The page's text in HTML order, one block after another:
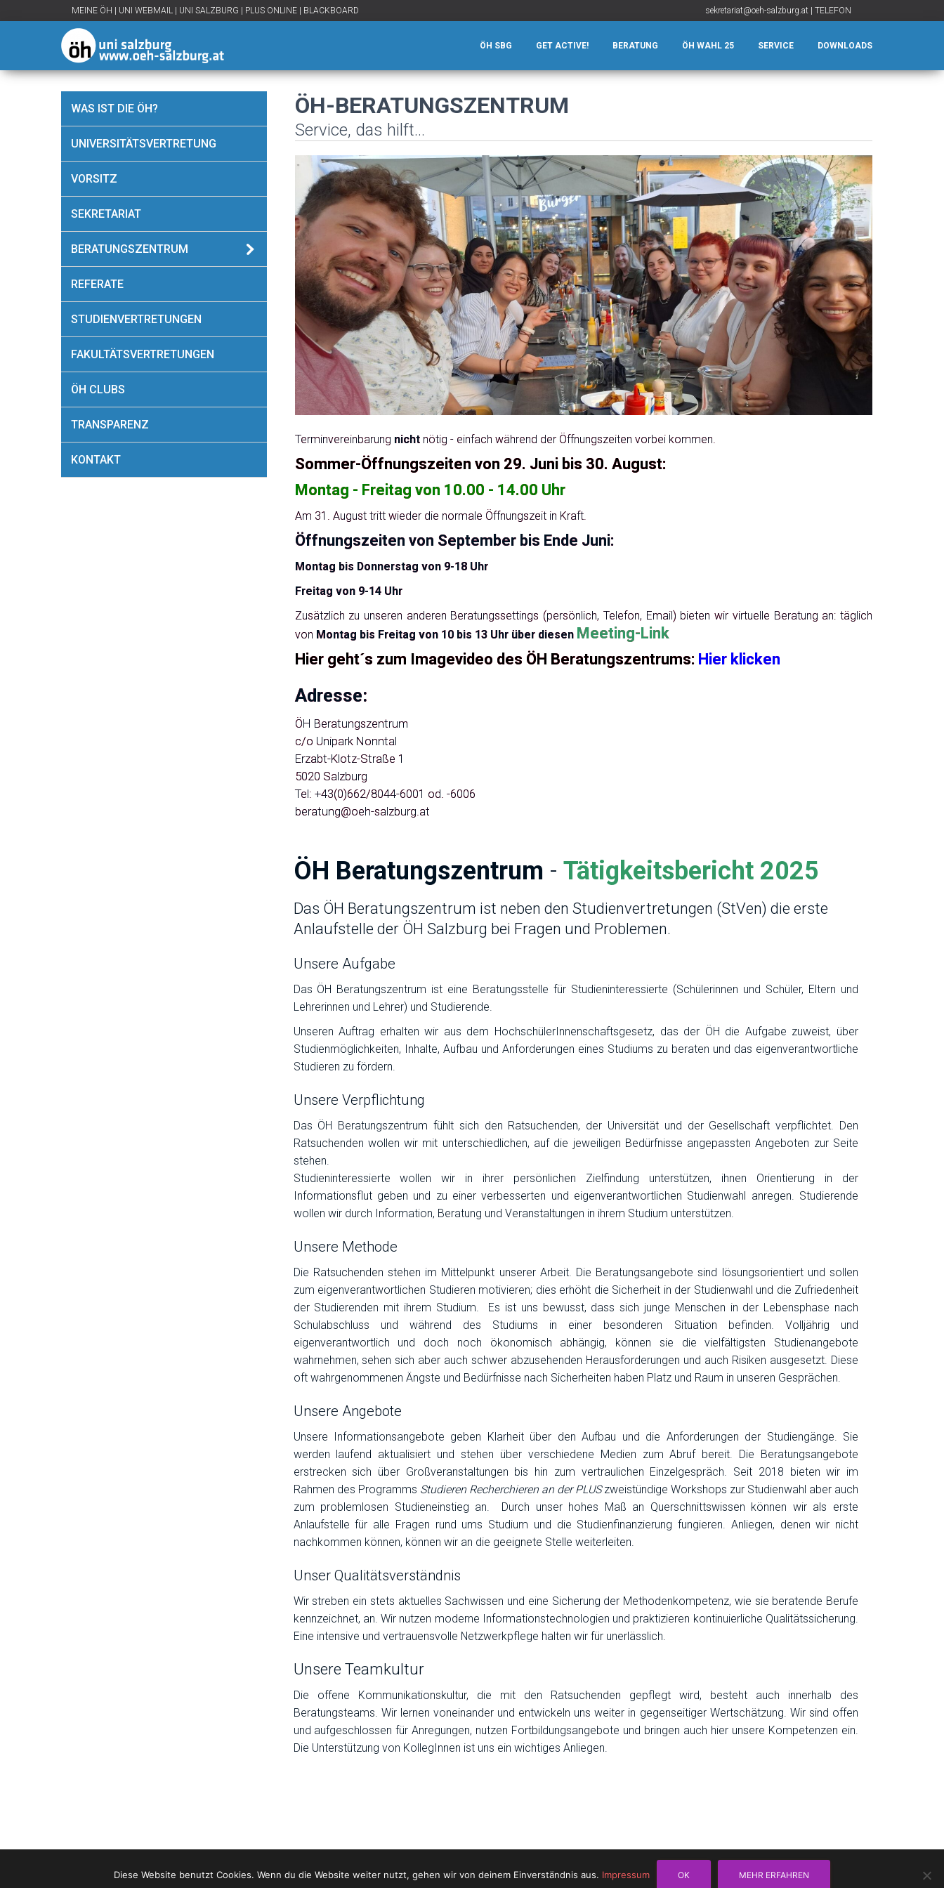
MEINE ÖH UNI WEBMAIL UNI SALZBURG PLUS ONLINE BLACKBOARD sekretariat@oeh-salzburg.at TELEFON
ÖH SBG GET ACTIVE! BERATUNG ÖH WAHL 25 SERVICE DOWNLOADS
WAS IST DIE ÖH?
UNIVERSITÄTSVERTRETUNG
VORSITZ
SEKRETARIAT
BERATUNGSZENTRUM
REFERATE
STUDIENVERTRETUNGEN
FAKULTÄTSVERTRETUNGEN
ÖH CLUBS
TRANSPARENZ
KONTAKT
ÖH-BERATUNGSZENTRUM
Service, das hilft...
Terminvereinbarung nichtnötig - einfach während der Öffnungszeiten vorbei kommen.
Sommer-Öffnungszeiten von 29. Juni bis 30. August:
Montag - Freitag von 10.00 - 14.00 Uhr
Am 31. August tritt wieder die normale Öffnungszeit in Kraft.
Öffnungszeiten von September bis Ende Juni:
Montag bis Donnerstag von 9-18 Uhr
Freitag von 9-14 Uhr
Zusätzlich zu unseren anderen Beratungssettings (persönlich, Telefon, Email) bieten wir virtuelle Beratung an: täglich
von Montag bis Freitag von 10 bis 13 Uhr über diesen Meeting-Link
Hier geht´s zum Imagevideo des ÖH Beratungszentrums: Hier klicken
Adresse:
ÖH Beratungszentrum
c/o Unipark Nonntal
Erzabt-Klotz-Straße 1
5020 Salzburg
Tel: +43(0)662/8044-6001 od. -6006
beratung@oeh-salzburg.at
ÖH Beratungszentrum - Tätigkeitsbericht 2025
Das ÖH Beratungszentrum ist neben den Studienvertretungen (StVen) die erste
Anlaufstelle der ÖH Salzburg bei Fragen und Problemen.
Unsere Aufgabe
Das ÖH Beratungszentrum ist eine Beratungsstelle für Studieninteressierte (Schülerinnen und Schüler, Eltern und
Lehrerinnen und Lehrer) und Studierende.
Unseren Auftrag erhalten wir aus dem HochschülerInnenschaftsgesetz, das der ÖH die Aufgabe zuweist, über
Studienmöglichkeiten, Inhalte, Aufbau und Anforderungen eines Studiums zu beraten und das eigenverantwortliche
Studieren zu fördern.
Unsere Verpflichtung
Das ÖH Beratungszentrum fühlt sich den Ratsuchenden, der Universität und der Gesellschaft verpflichtet. Den
Ratsuchenden wollen wir mit unterschiedlichen, auf die jeweiligen Bedürfnisse angepassten Angeboten zur Seite
stehen.
Studieninteressierte wollen wir in ihrer persönlichen Zielfindung unterstützen, ihnen Orientierung in der
Informationsflut geben und zu einer verbesserten und eigenverantwortlichen Studienwahl anregen. Studierende
wollen wir durch Information, Beratung und Veranstaltungen in ihrem Studium unterstützen.
Unsere Methode
Die Ratsuchenden stehen im Mittelpunkt unserer Arbeit. Die Beratungsangebote sind lösungsorientiert und sollen
zum eigenverantwortlichen Studieren motivieren; dies erhöht die Sicherheit in der Studienwahl und die Zufriedenheit
der Studierenden mit ihrem Studium. Es ist uns bewusst, dass sich junge Menschen in der Lebensphase nach
Schulabschluss und während des Studiums in einer besonderen Situation befinden. Volljährig und
eigenverantwortlich und doch noch ökonomisch abhängig, können sie die vielfältigsten Studienangebote
wahrnehmen, sehen sich aber auch schwer abzusehenden Herausforderungen und auch Risiken ausgesetzt. Diese
oft wahrgenommenen Ängste und Bedürfnisse nach Sicherheiten haben Platz und Raum in unseren Gesprächen.
Unsere Angebote
Unsere Informationsangebote geben Klarheit über den Aufbau und die Anforderungen der Studiengänge. Sie
werden laufend aktualisiert und stehen über verschiedene Medien zum Abruf bereit. Die Beratungsangebote
erstrecken sich über Großveranstaltungen bis hin zum vertraulichen Einzelgespräch. Seit 2018 bieten wir im
Rahmen des Programms Studieren Recherchieren an der PLUSzweistündige Workshops zur Studienwahl aber auch
zum problemlosen Studieneinstieg an. Durch unser hohes Maß an Querschnittswissen können wir als erste
Anlaufstelle für alle Fragen rund ums Studium und die Studienfinanzierung fungieren. Anliegen, denen wir nicht
nachkommen können, können wir an die geeignete Stelle weiterleiten.
Unser Qualitätsverständnis
Wir streben ein stets aktuelles Sachwissen und eine Sicherung der Methodenkompetenz, wie sie beratende Berufe
kennzeichnet, an. Wir nutzen moderne Informationstechnologien und praktizieren kontinuierliche Qualitätssicherung.
Eine intensive und vertrauensvolle Netzwerkpflege halten wir für unerlässlich.
Unsere Teamkultur
Die offene Kommunikationskultur, die mit den Ratsuchenden gepflegt wird, besteht auch innerhalb des
Beratungsteams. Wir lernen voneinander und entwickeln uns weiter in gegenseitiger Wertschätzung. Wir sind offen
und aufgeschlossen für Anregungen, nutzen Fortbildungsangebote und bringen auch hier unsere Kompetenzen ein.
Die Unterstützung von KollegInnen ist uns ein wichtiges Anliegen.
IMPRESSUM DATENSCHUTZ
Diese Website benutzt Cookies. Wenn du die Website weiter nutzt, gehen wir von deinem Einverständnis aus. Impressum OK MEHR ERFAHREN